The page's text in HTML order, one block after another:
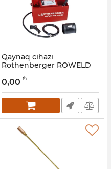
Qaynaq cihazı
Rothenberger ROWELD
1000000999
Artikul: 044001002
0,00 ₼